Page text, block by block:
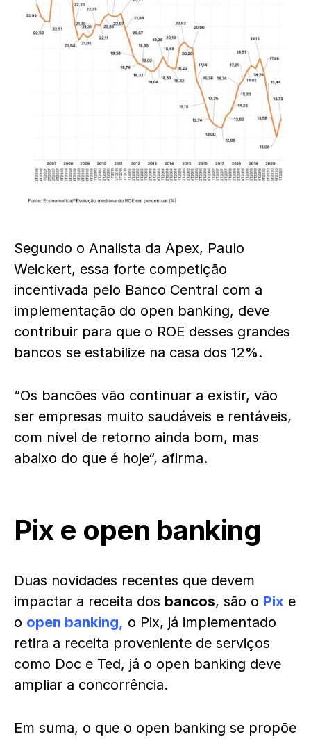
Segundo o Analista da Apex, Paulo
Weickert, essa forte competição
incentivada pelo Banco Central com a
implementação do open banking, deve
contribuir para que o ROE desses grandes
bancos se estabilize na casa dos 12%.
“Os bancões vão continuar a existir, vão
ser empresas muito saudáveis e rentáveis,
com nível de retorno ainda bom, mas
abaixo do que é hoje“, afirma.
Pix e open banking
Duas novidades recentes que devem
impactar a receita dos bancos, são o Pix e
o open banking, o Pix, já implementado
retira a receita proveniente de serviços
como Doc e Ted, já o open banking deve
ampliar a concorrência.
Em suma, o que o open banking se propõe